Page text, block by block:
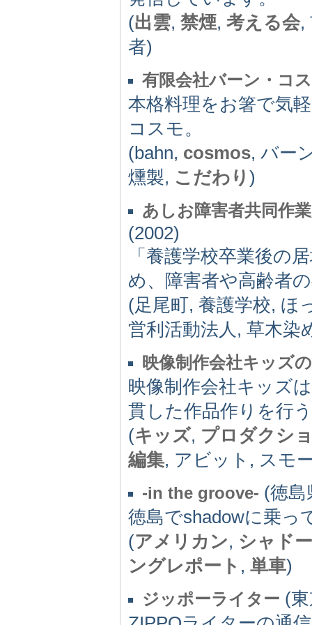
(出雲, 禁煙, 考える会,
者)
有限会社バーン・コ
本格料理をお箸で気
コスモ。
(bahn, cosmos, バー
燻製, こだわり )
あしお障害者共同作
(2002)
「養護学校卒業後の
め、障害者や高齢者
(足尾町, 養護学校, ほ
営利活動法人, 草木染
映像制作会社キッズ
映像制作会社キッズ
貫した作品作りを行
(キッズ, プロダクシ
編集, アビット, スモ
-in the groove- (徳島
徳島でshadowに乗っ
(アメリカン, シャドー
ングレポート , 単車)
ジッポーライター (